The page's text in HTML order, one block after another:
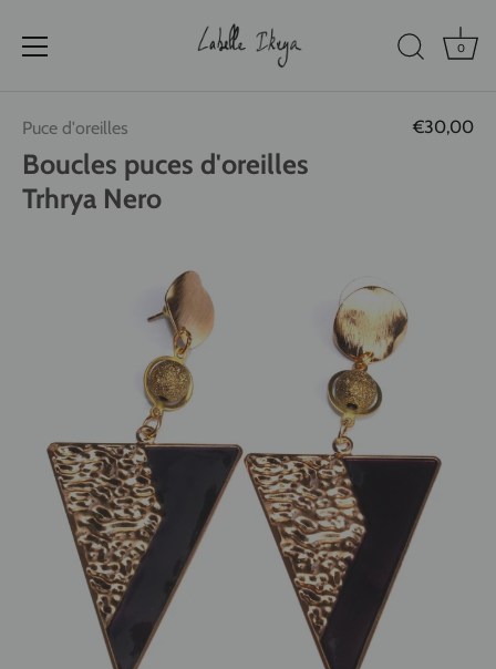
contenu
0
Puce d'oreilles €30,00
Boucles puces d'oreilles
Trhrya Nero